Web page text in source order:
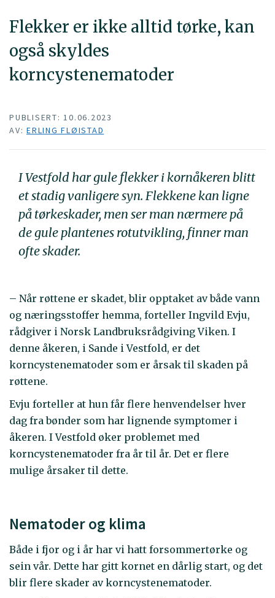
Flekker er ikke alltid tørke, kan
også skyldes
korncystenematoder
PUBLISERT: 10.06.2023
AV: ERLING FLØISTAD
I Vestfold har gule flekker i kornåkeren blitt
et stadig vanligere syn. Flekkene kan ligne
på tørkeskader, men ser man nærmere på
de gule plantenes rotutvikling, finner man
ofte skader.
– Når røttene er skadet, blir opptaket av både vann
og næringsstoffer hemma, forteller Ingvild Evju,
rådgiver i Norsk Landbruksrådgiving Viken. I
denne åkeren, i Sande i Vestfold, er det
korncystenematoder som er årsak til skaden på
røttene.
Evju forteller at hun får flere henvendelser hver
dag fra bønder som har lignende symptomer i
åkeren. I Vestfold øker problemet med
korncystenematoder fra år til år. Det er flere
mulige årsaker til dette.
Nematoder og klima
Både i fjor og i år har vi hatt forsommertørke og
sein vår. Dette har gitt kornet en dårlig start, og det
blir flere skader av korncystenematoder.